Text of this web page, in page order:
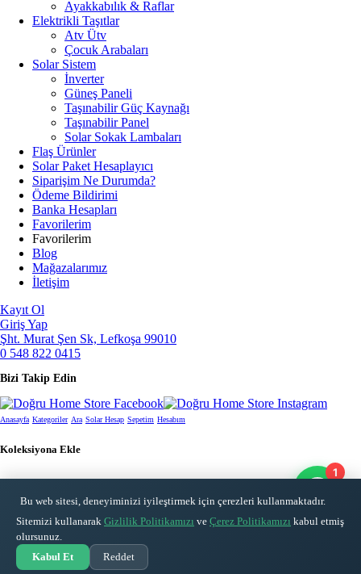
1
Ayakkabılık & Raflar
Elektrikli Taşıtlar
Atv Ütv
Çocuk Arabaları
Solar Sistem
İnverter
Güneş Paneli
Taşınabilir Güç Kaynağı
Taşınabilir Panel
Solar Sokak Lambaları
Flaş Ürünler
Solar Paket Hesaplayıcı
Siparişim Ne Durumda?
Ödeme Bildirimi
Banka Hesapları
Favorilerim
Favorilerim
Blog
Mağazalarımız
İletişim
Kayıt Ol
Giriş Yap
Şht. Murat Şen Sk, Lefkoşa 99010
0 548 822 0415
Bizi Takip Edin
Anasayfa Kategoriler Ara Solar Hesap Sepetim Hesabım
Bu web sitesi, deneyiminizi iyileştirmek için çerezleri kullanmaktadır.
Sitemizi kullanarak Gizlilik Politikamızı ve Çerez Politikamızı kabul etmiş
olursunuz.
Kabul Et
Reddet
Koleksiyona Ekle
Yükleniyor...
Yeni Koleksiyon Oluştur